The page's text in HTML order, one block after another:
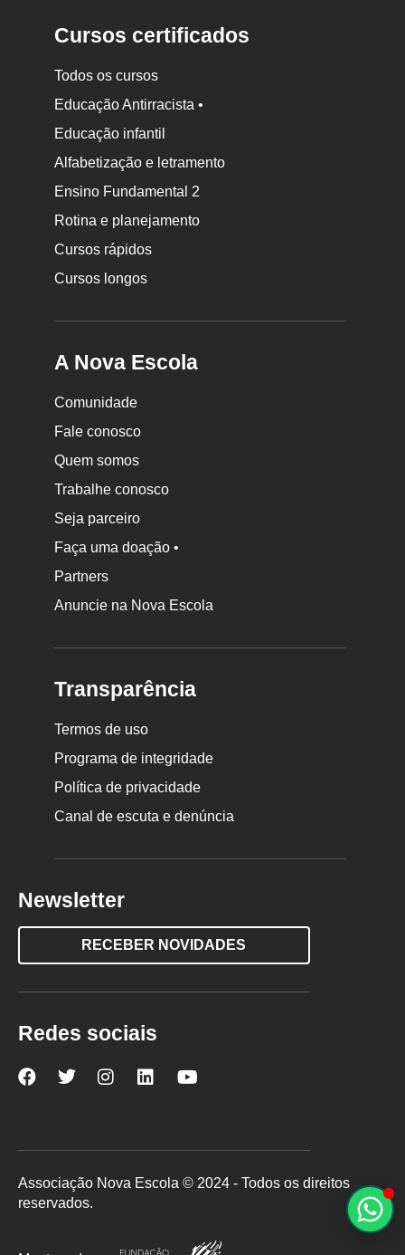
Cursos certificados
Todos os cursos
Educação Antirracista •
Educação infantil
Alfabetização e letramento
Ensino Fundamental 2
Rotina e planejamento
Cursos rápidos
Cursos longos
A Nova Escola
Comunidade
Fale conosco
Quem somos
Trabalhe conosco
Seja parceiro
Faça uma doação •
Partners
Anuncie na Nova Escola
Transparência
Termos de uso
Programa de integridade
Política de privacidade
Canal de escuta e denúncia
Newsletter
RECEBER NOVIDADES
Redes sociais
Nova
Facebook
Nova
Twitter
Nova
Instagram
Nova
LinkedInYouTube
Associação Nova Escola © 2024 - Todos os direitos
reservados.